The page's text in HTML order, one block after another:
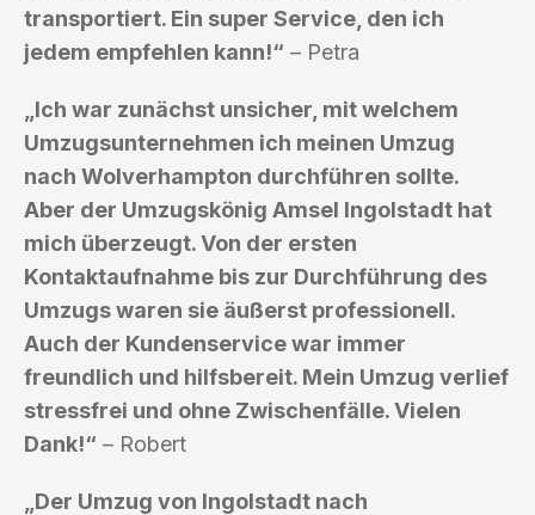
transportiert. Ein super Service, den ich
jedem empfehlen kann!“ – Petra
„Ich war zunächst unsicher, mit welchem
Umzugsunternehmen ich meinen Umzug
nach Wolverhampton durchführen sollte.
Aber der Umzugskönig Amsel Ingolstadt hat
mich überzeugt. Von der ersten
Kontaktaufnahme bis zur Durchführung des
Umzugs waren sie äußerst professionell.
Auch der Kundenservice war immer
freundlich und hilfsbereit. Mein Umzug verlief
stressfrei und ohne Zwischenfälle. Vielen
Dank!“ – Robert
„Der Umzug von Ingolstadt nach